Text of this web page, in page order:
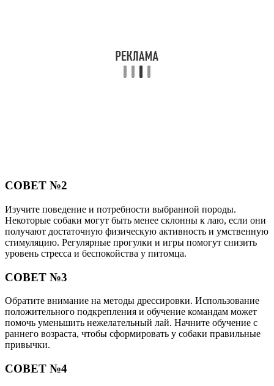
СОВЕТ №2
Изучите поведение и потребности выбранной породы.
Некоторые собаки могут быть менее склонны к лаю, если они
получают достаточную физическую активность и умственную
стимуляцию. Регулярные прогулки и игры помогут снизить
уровень стресса и беспокойства у питомца.
СОВЕТ №3
Обратите внимание на методы дрессировки. Использование
положительного подкрепления и обучение командам может
помочь уменьшить нежелательный лай. Начните обучение с
раннего возраста, чтобы сформировать у собаки правильные
привычки.
СОВЕТ №4